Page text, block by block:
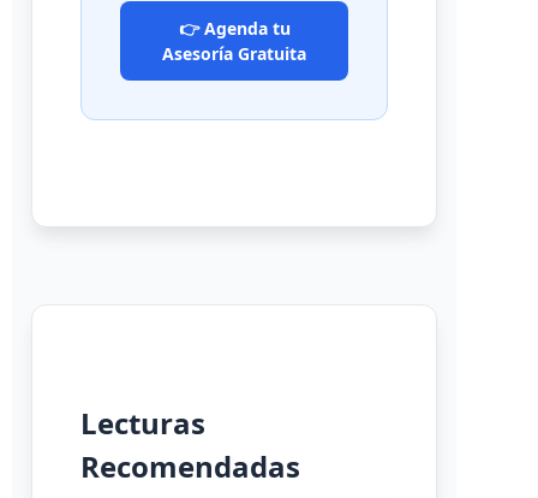
👉 Agenda tu
Asesoría Gratuita
Lecturas
Recomendadas